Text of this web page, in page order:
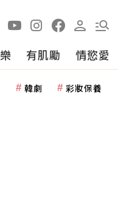
有肌勵 情慾愛
韓劇 彩妝保養